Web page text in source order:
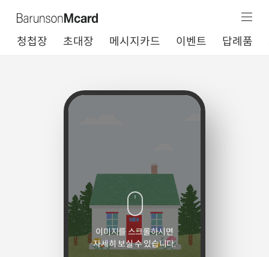
청첩장 초대장 메시지카드 이벤트 답례품
이미지를 스크롤하시면
자세히 보실 수 있습니다.